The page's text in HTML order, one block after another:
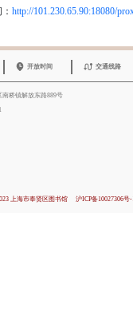
http://101.230.65.90:18080/
开放时间 交通线路
桥镇解放东路889号
上海市奉贤区图书馆 沪ICP备10027306号-